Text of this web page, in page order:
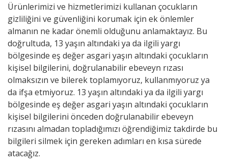
Ürünlerimizi ve hizmetlerimizi kullanan çocukların
gizliliğini ve güvenliğini korumak için ek önlemler
almanın ne kadar önemli olduğunu anlamaktayız. Bu
doğrultuda, 13 yaşın altındaki ya da ilgili yargı
bölgesinde eş değer asgari yaşın altındaki çocukların
kişisel bilgilerini, doğrulanabilir ebeveyn rızası
olmaksızın ve bilerek toplamıyoruz, kullanmıyoruz ya
da ifşa etmiyoruz. 13 yaşın altındaki ya da ilgili yargı
bölgesinde eş değer asgari yaşın altındaki çocukların
kişisel bilgilerini önceden doğrulanabilir ebeveyn
rızasını almadan topladığımızı öğrendiğimiz takdirde bu
bilgileri silmek için gereken adımları en kısa sürede
atacağız.